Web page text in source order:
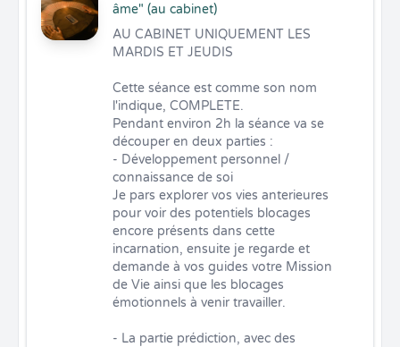
âme" (au cabinet)
AU CABINET UNIQUEMENT LES
MARDIS ET JEUDIS
Cette séance est comme son nom
l'indique, COMPLETE.
Pendant environ 2h la séance va se
découper en deux parties :
- Développement personnel /
connaissance de soi
Je pars explorer vos vies anterieures
pour voir des potentiels blocages
encore présents dans cette
incarnation, ensuite je regarde et
demande à vos guides votre Mission
de Vie ainsi que les blocages
émotionnels à venir travailler.
- La partie prédiction, avec des